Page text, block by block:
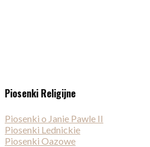
Piosenki Religijne
Piosenki o Janie Pawle II
Piosenki Lednickie
Piosenki Oazowe